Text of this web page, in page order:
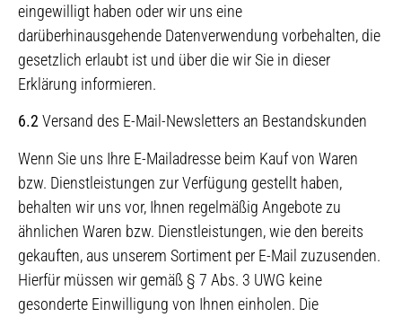
eingewilligt haben oder wir uns eine
darüberhinausgehende Datenverwendung vorbehalten, die
gesetzlich erlaubt ist und über die wir Sie in dieser
Erklärung informieren.
6.2Versand des E-Mail-Newsletters an Bestandskunden
Wenn Sie uns Ihre E-Mailadresse beim Kauf von Waren
bzw. Dienstleistungen zur Verfügung gestellt haben,
behalten wir uns vor, Ihnen regelmäßig Angebote zu
ähnlichen Waren bzw. Dienstleistungen, wie den bereits
gekauften, aus unserem Sortiment per E-Mail zuzusenden.
Hierfür müssen wir gemäß § 7 Abs. 3 UWG keine
gesonderte Einwilligung von Ihnen einholen. Die